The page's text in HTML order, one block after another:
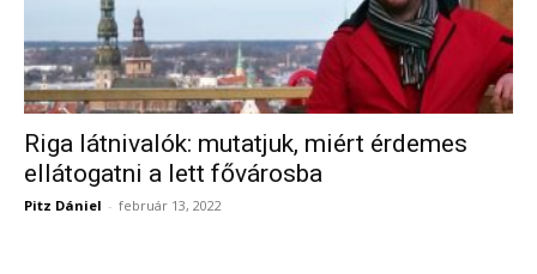
Riga látnivalók: mutatjuk, miért érdemes
ellátogatni a lett fővárosba
Pitz Dániel - február 13, 2022